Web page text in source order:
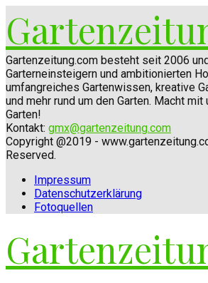
Gartenzeitung.com besteht seit 2006
Garterneinsteigern und ambitionierten
umfangreiches Gartenwissen, kreative
und mehr rund um den Garten. Macht mit
Garten!
Kontakt: gmx@gartenzeitung.com
Copyright @2019 -
Reserved.
Impressum
Datenschutzerklärung
Fotoquellen